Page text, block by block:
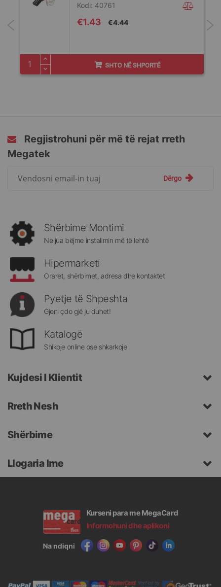
Special
Price
€1.43 €4.44
Kodi: 40761
SHTO NË SHPORTË
Regjistrohuni për më të rejat rreth
Megatek
rreth
Megatek:
Dërgo
Shërbime Montimi
Ne jua bëjme instalimin më të lehtë
Hipermarketi
Oraret, shërbimet, adresa dhe kontaktet
Pyetje të Shpeshta
Gjeni çdo gjë ju duhet!
Katalogë
Shikoje online ose shkarkoje
Kujdesi I Klientit
Rreth Nesh
Shërbime
Llogaria Ime
Kurseni para me MegaCard
Informohuni dhe aplikoni
Na ndiqni